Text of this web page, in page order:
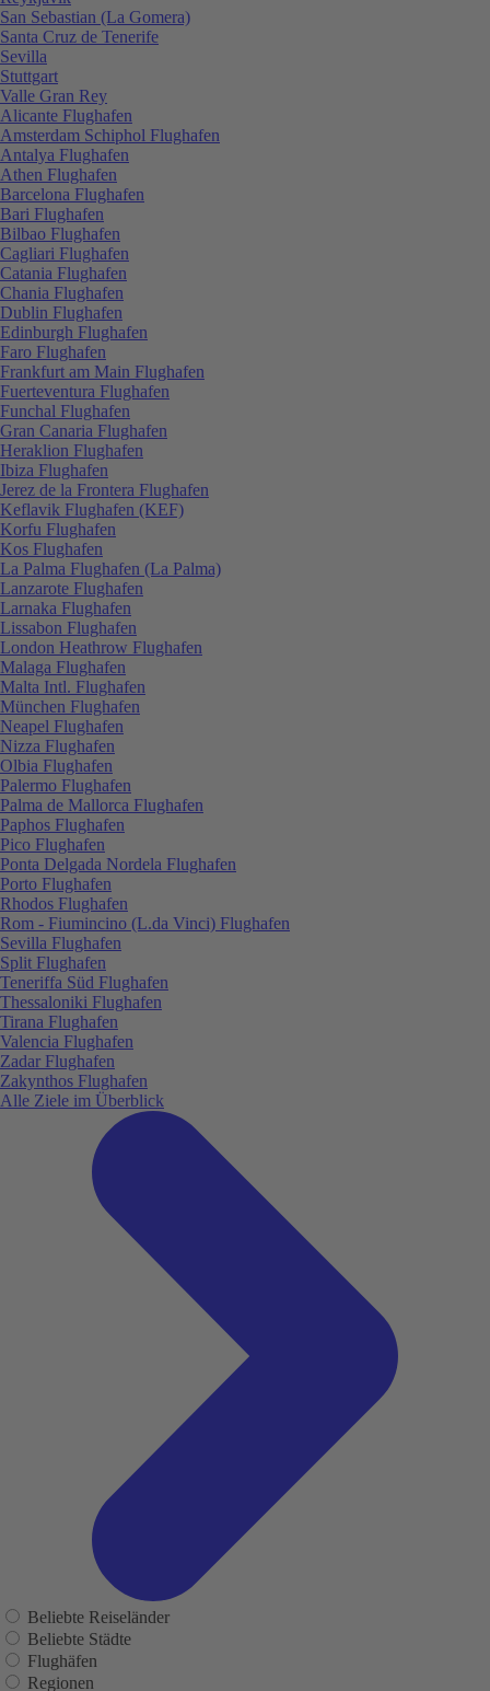
San Sebastian (La Gomera)
Santa Cruz de Tenerife
Sevilla
Stuttgart
Valle Gran Rey
Alicante Flughafen
Amsterdam Schiphol Flughafen
Antalya Flughafen
Athen Flughafen
Barcelona Flughafen
Bari Flughafen
Bilbao Flughafen
Cagliari Flughafen
Catania Flughafen
Chania Flughafen
Dublin Flughafen
Edinburgh Flughafen
Faro Flughafen
Frankfurt am Main Flughafen
Fuerteventura Flughafen
Funchal Flughafen
Gran Canaria Flughafen
Heraklion Flughafen
Ibiza Flughafen
Jerez de la Frontera Flughafen
Keflavik Flughafen (KEF)
Korfu Flughafen
Kos Flughafen
La Palma Flughafen (La Palma)
Lanzarote Flughafen
Larnaka Flughafen
Lissabon Flughafen
London Heathrow Flughafen
Malaga Flughafen
Malta Intl. Flughafen
München Flughafen
Neapel Flughafen
Nizza Flughafen
Olbia Flughafen
Palermo Flughafen
Palma de Mallorca Flughafen
Paphos Flughafen
Pico Flughafen
Ponta Delgada Nordela Flughafen
Porto Flughafen
Rhodos Flughafen
Rom - Fiumincino (L.da Vinci) Flughafen
Sevilla Flughafen
Split Flughafen
Teneriffa Süd Flughafen
Thessaloniki Flughafen
Tirana Flughafen
Valencia Flughafen
Zadar Flughafen
Zakynthos Flughafen
Alle Ziele im Überblick
Beliebte Reiseländer
Beliebte Städte
Flughäfen
Regionen